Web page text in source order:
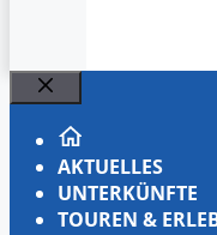
Schließen
AKTUELLES
UNTERKÜNFTE
TOUREN &